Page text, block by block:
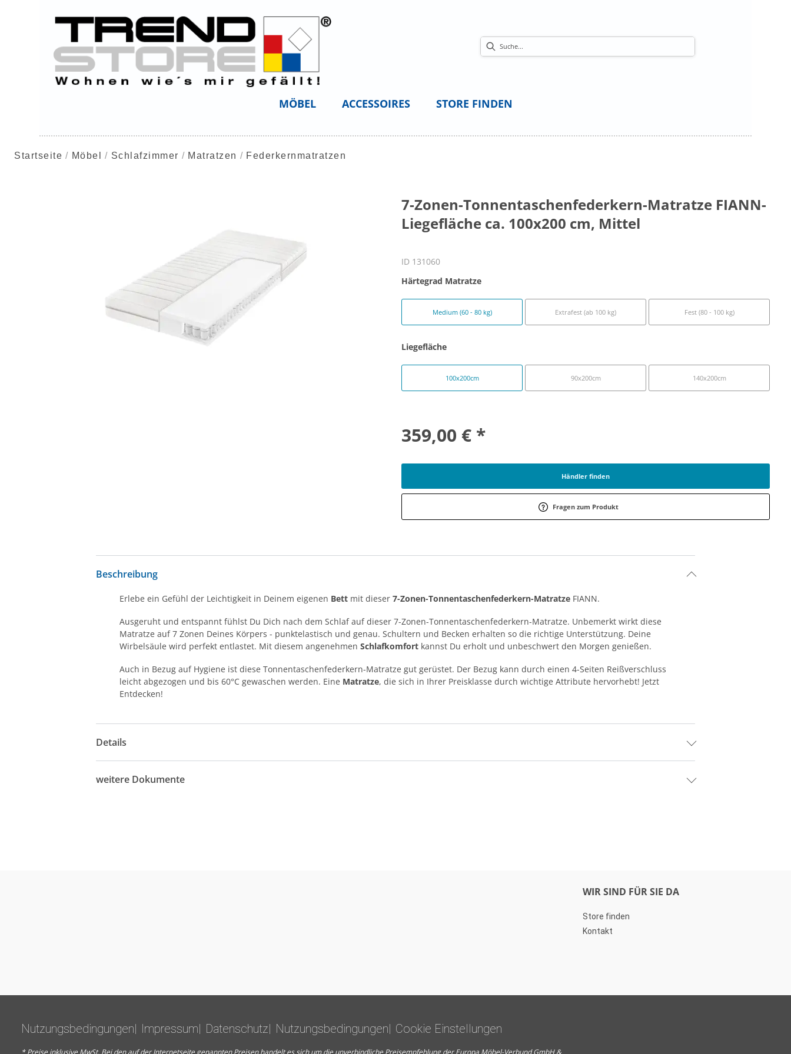
MÖBEL ACCESSOIRES STORE FINDEN
Startseite Möbel Schlafzimmer Matratzen Federkernmatratzen
7-Zonen-Tonnentaschenfederkern-Matratze FIANN-
Liegefläche ca. 100x200 cm, Mittel
ID 131060
Härtegrad Matratze
Medium (60 - 80 kg) Extrafest (ab 100 kg) Fest (80 - 100 kg)
Liegefläche
100x200cm 90x200cm 140x200cm
359,00 € *
Händler finden
Fragen zum Produkt
Beschreibung
Erlebe ein Gefühl der Leichtigkeit in Deinem eigenen Bett mit dieser7-Zonen-Tonnentaschenfederkern-Matratze FIANN.
Ausgeruht und entspannt fühlst Du Dich nach dem Schlaf auf dieser 7-Zonen-Tonnentaschenfederkern-Matratze. Unbemerkt wirkt diese
Matratze auf 7 Zonen Deines Körpers - punktelastisch und genau. Schultern und Becken erhalten so die richtige Unterstützung. Deine
Wirbelsäule wird perfekt entlastet. Mit diesem angenehmenSchlafkomfort kannst Du erholt und unbeschwert den Morgen genießen.
Auch in Bezug auf Hygiene ist diese Tonnentaschenfederkern-Matratze gut gerüstet. Der Bezug kann durch einen 4-Seiten Reißverschluss
leicht abgezogen und bis 60°C gewaschen werden. Eine Matratze, die sich in Ihrer Preisklasse durch wichtige Attribute hervorhebt! Jetzt
Entdecken!
Details
weitere Dokumente
WIR SIND FÜR SIE DA
Store finden
Kontakt
Nutzungsbedingungen Impressum Datenschutz Nutzungsbedingungen Cookie Einstellungen
* Preise inklusive MwSt. Bei den auf der Internetseite genannten Preisen handelt es sich um die unverbindliche Preisempfehlung der Europa Möbel-Verbund GmbH &